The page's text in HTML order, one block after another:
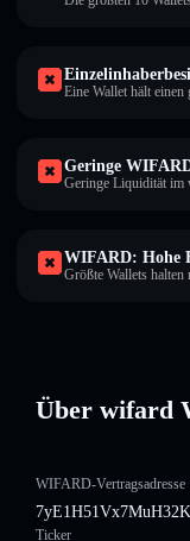
Eine Wallet hält
Geringe
Geringe Liquidität im
WIFARD: Hohe
Größte Wallets
Über wifard
WIFARD-Vertragsadresse
Ticker